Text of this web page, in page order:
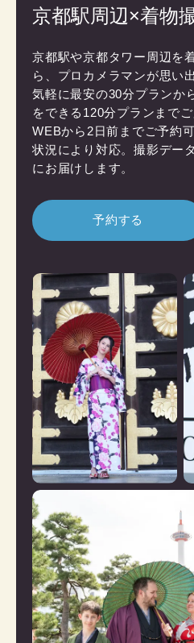
京都駅周辺×着物
京都駅や京都タワー周辺を
ら、プロカメラマンが思い
気軽に最安の30分プランか
をできる120分プランまでご
WEBから2日前までご予約
状況により対応。撮影デー
にお届けします。
予約する